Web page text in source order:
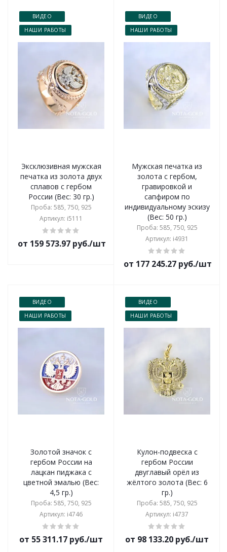
ВИДЕО
НАШИ РАБОТЫ
Эксклюзивная мужская
печатка из золота двух
сплавов с гербом
России (Вес: 30 гр.)
Проба: 585, 750, 925
Артикул: i5111
от 159 573.97 руб./шт
ВИДЕО
НАШИ РАБОТЫ
Мужская печатка из
золота с гербом,
гравировкой и
сапфиром по
индивидуальному эскизу
(Вес: 50 гр.)
Проба: 585, 750, 925
Артикул: i4931
от 177 245.27 руб./шт
ВИДЕО
НАШИ РАБОТЫ
Золотой значок с
гербом России на
лацкан пиджака с
цветной эмалью (Вес:
4,5 гр.)
Проба: 585, 750, 925
Артикул: i4746
от 55 311.17 руб./шт
ВИДЕО
НАШИ РАБОТЫ
Кулон-подвеска с
гербом России
двуглавый орёл из
жёлтого золота (Вес: 6
гр.)
Проба: 585, 750, 925
Артикул: i4737
от 98 133.20 руб./шт